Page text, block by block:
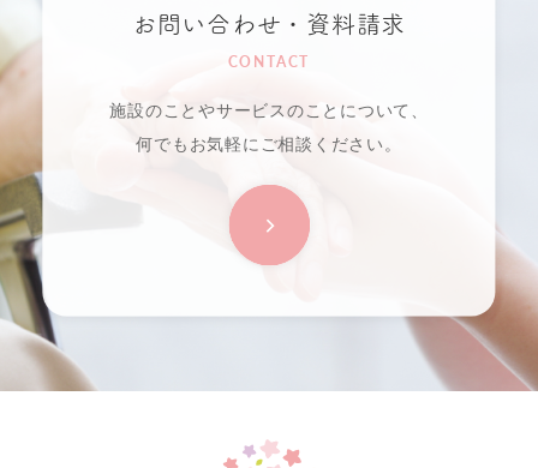
お問い合わせ・資料請求
CONTACT
施設のことやサービスのことについて、
何でもお気軽にご相談ください。